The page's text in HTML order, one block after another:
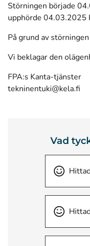
Störningen började
upphörde 04.03.2025
På grund av
Vi beklagar den
FPA:s Kanta-tjänster
tekninentuki@kela.fi
Vad